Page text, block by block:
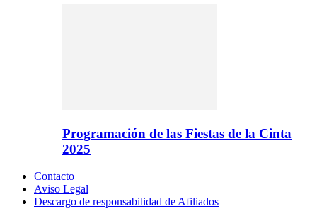
Programación de las Fiestas de la Cinta
2025
Contacto
Aviso Legal
Descargo de responsabilidad de Afiliados